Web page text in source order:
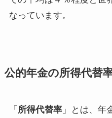
なっています。
公的年金の所得代替
「 所得代替率」とは、年